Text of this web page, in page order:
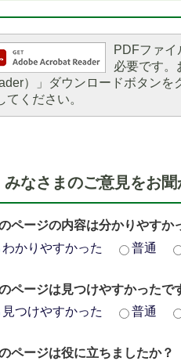
PDFファ
必要です。
）」ダウンロードボタン
てください。
みなさまのご意見をお
ページの内容は分かりやすか
わかりやすかった
普通
ページは見つけやすかったで
見つけやすかった
普通
ページは役に立ちましたか？
6
枚
の
イ
ド